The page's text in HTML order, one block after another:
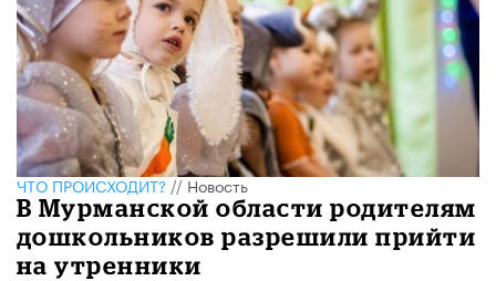
ЧТО ПРОИСХОДИТ?//Новость
В Мурманской области родителям
дошкольников разрешили прийти
на утренники